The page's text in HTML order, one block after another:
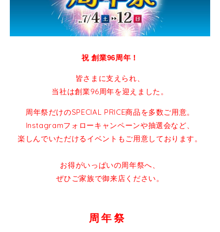
祝 創業96周年！
皆さまに支えられ、
当社は創業96周年を迎えました。
周年祭だけのSPECIAL PRICE商品を多数ご用意。
Instagramフォローキャンペーンや抽選会など、
楽しんでいただけるイベントもご用意しております。
お得がいっぱいの周年祭へ、
ぜひご家族で御来店ください。
周年祭